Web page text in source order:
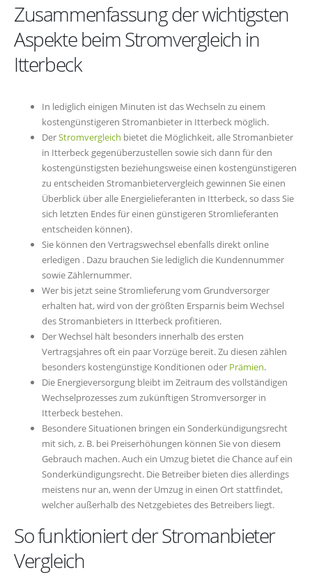
Zusammenfassung der wichtigsten
Aspekte beim Stromvergleich in
Itterbeck
In lediglich einigen Minuten ist das Wechseln zu einem
kostengünstigeren Stromanbieter in Itterbeck möglich.
DerStromvergleich bietet die Möglichkeit, alle Stromanbieter
in Itterbeck gegenüberzustellen sowie sich dann für den
kostengünstigsten beziehungsweise einen kostengünstigeren
zu entscheiden Stromanbietervergleich gewinnen Sie einen
Überblick über alle Energielieferanten in Itterbeck, so dass Sie
sich letzten Endes für einen günstigeren Stromlieferanten
entscheiden können}.
Sie können den Vertragswechsel ebenfalls direkt online
erledigen . Dazu brauchen Sie lediglich die Kundennummer
sowie Zählernummer.
Wer bis jetzt seine Stromlieferung vom Grundversorger
erhalten hat, wird von der größten Ersparnis beim Wechsel
des Stromanbieters in Itterbeck profitieren.
Der Wechsel hält besonders innerhalb des ersten
Vertragsjahres oft ein paar Vorzüge bereit. Zu diesen zählen
besonders kostengünstige Konditionen oder Prämien.
Die Energieversorgung bleibt im Zeitraum des vollständigen
Wechselprozesses zum zukünftigen Stromversorger in
Itterbeck bestehen.
Besondere Situationen bringen ein Sonderkündigungsrecht
mit sich, z. B. bei Preiserhöhungen können Sie von diesem
Gebrauch machen. Auch ein Umzug bietet die Chance auf ein
Sonderkündigungsrecht. Die Betreiber bieten dies allerdings
meistens nur an, wenn der Umzug in einen Ort stattfindet,
welcher außerhalb des Netzgebietes des Betreibers liegt.
So funktioniert der Stromanbieter
Vergleich